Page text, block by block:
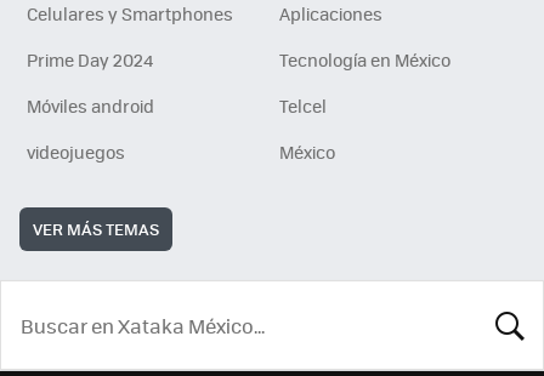
Celulares y Smartphones
Aplicaciones
Prime Day 2024
Tecnología en México
Móviles android
Telcel
videojuegos
México
VER MÁS TEMAS